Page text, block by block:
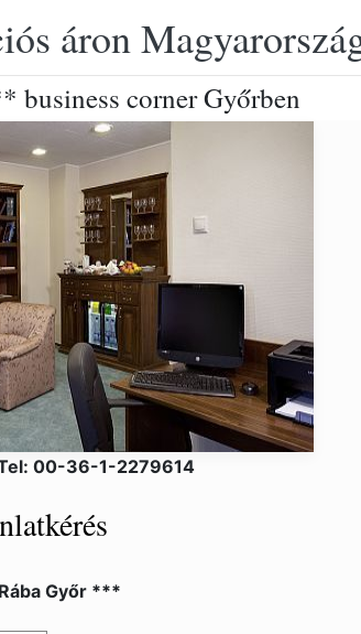
áron
business corner Győrben
00-36-1-2279614
Győr ***